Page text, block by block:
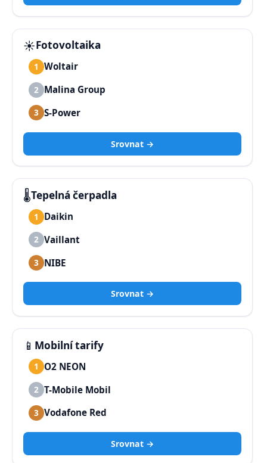
☀️Fotovoltaika
1 Woltair
2 Malina Group
3 S-Power
Srovnat →
🌡️Tepelná čerpadla
1 Daikin
2 Vaillant
3 NIBE
Srovnat →
📱 Mobilní tarify
1 O2 NEON
2 T-Mobile Mobil
3 Vodafone Red
Srovnat →